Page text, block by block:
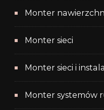
Monter
Monter sieci
Monter sieci i
Monter systemów